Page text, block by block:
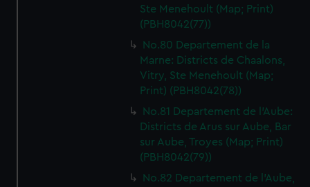
Ste Menehoult (Map; Print)
(PBH8042(77))
No.80 Departement de la
Marne: Districts de Chaalons,
Vitry, Ste Menehoult (Map;
Print) (PBH8042(78))
No.81 Departement de l'Aube:
Districts de Arus sur Aube, Bar
sur Aube, Troyes (Map; Print)
(PBH8042(79))
No.82 Departement de l'Aube,